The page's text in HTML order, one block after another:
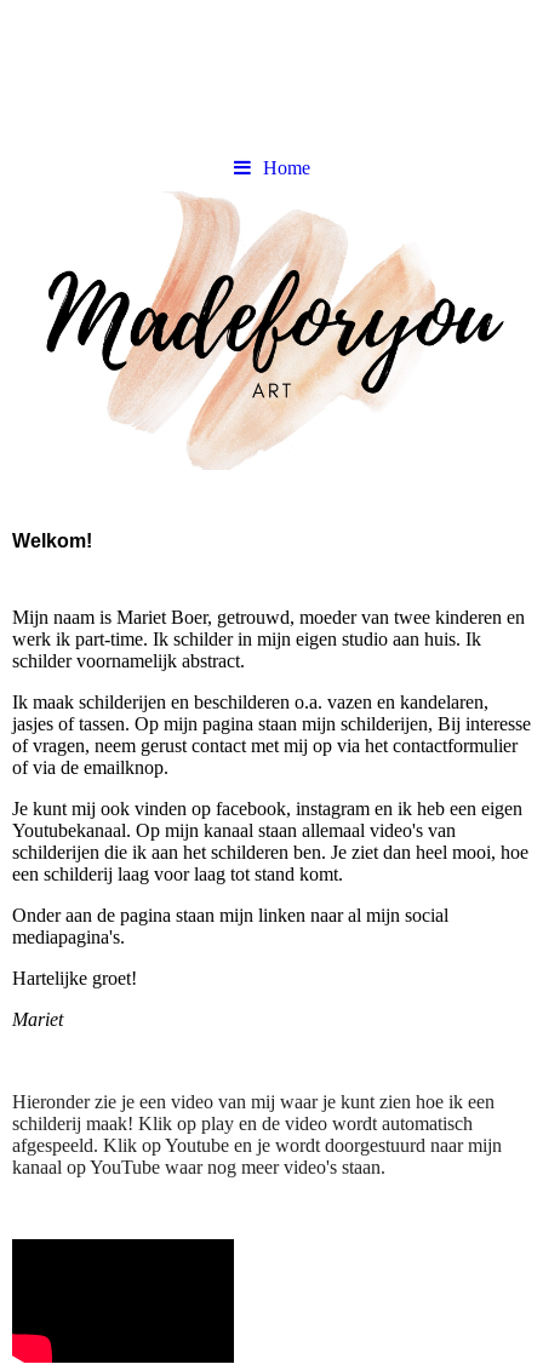
Home
Welkom!
Mijn naam is Mariet Boer, getrouwd, moeder van twee kinderen en
werk ik part-time. Ik schilder in mijn eigen studio aan huis. Ik
schilder voornamelijk abstract.
Ik maak schilderijen en beschilderen o.a. vazen en kandelaren,
jasjes of tassen. Op mijn pagina staan mijn schilderijen, Bij interesse
of vragen, neem gerust contact met mij op via het contactformulier
of via de emailknop.
Je kunt mij ook vinden op facebook, instagram en ik heb een eigen
Youtubekanaal. Op mijn kanaal staan allemaal video's van
schilderijen die ik aan het schilderen ben. Je ziet dan heel mooi, hoe
een schilderij laag voor laag tot stand komt.
Onder aan de pagina staan mijn linken naar al mijn social
mediapagina's.
Hartelijke groet!
Mariet
Hieronder zie je een video van mij waar je kunt zien hoe ik een
schilderij maak! Klik op play en de video wordt automatisch
afgespeeld. Klik op Youtube en je wordt doorgestuurd naar mijn
kanaal op YouTube waar nog meer video's staan.